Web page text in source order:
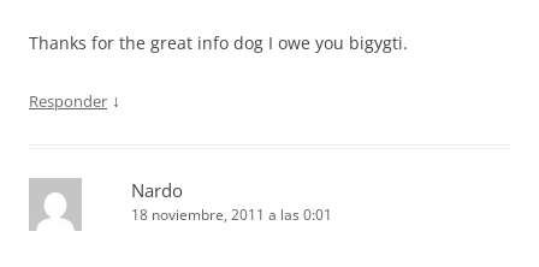
Thanks for the great info dog I owe you bigygti.
Responder ↓
Nardo
18 noviembre, 2011 a las 0:01